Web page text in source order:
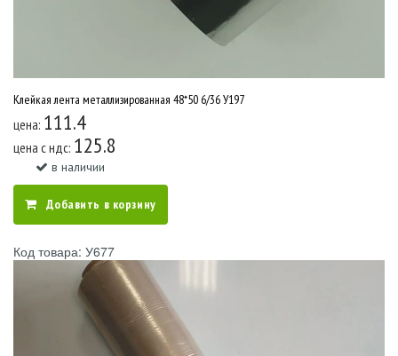
Клейкая лента металлизированная 48*50 6/36 У197
цена: 111.4
цена c ндс: 125.8
в наличии
Добавить в корзину
Код товара: У677